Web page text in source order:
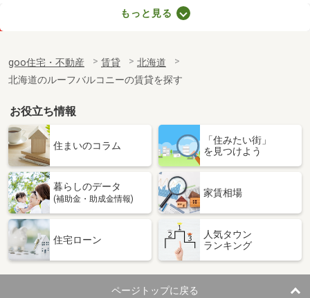
北海道札幌市白石区南郷通６丁目北
専有面積
27.54m²
間取り
1DK
北海道旭川市東光二条５丁目
価 格
2.80万円
北海道旭川市東光二条５丁目
専有面積 37.19m²
間取り
北海道札幌市白石区北郷一条７丁目
住 所
北海道札幌市白石区北郷一条７丁目
専有面積 34.65m²
間取り
1LDK
もっと見る
goo住宅・不動産 賃貸
北海道
北海道のルーフバルコニーの賃貸を探す
お役立ち情報
住まいのコラム
「住みたい街」
を見つけよう
暮らしのデータ
(補助金・助成金情報)
家賃相場
住宅ローン
人気タウン
ランキング
ページトップに戻る